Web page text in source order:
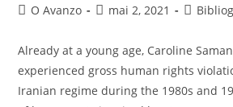
O Avanzo mai 2, 2021
Already at a young age, Caroline
experienced gross human rights
Iranian regime during the 1980s and